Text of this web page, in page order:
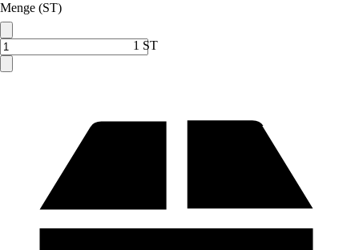
Menge (ST)
1 ST